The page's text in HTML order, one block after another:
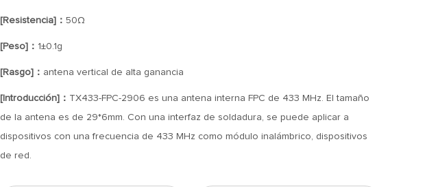
[Resistencia]： 50Ω
[Peso]： 1±0.1g
[Rasgo]： antena vertical de alta ganancia
[Introducción]： TX433-FPC-2906 es una antena interna FPC de 433 MHz. El tamaño
de la antena es de 29*6mm. Con una interfaz de soldadura, se puede aplicar a
dispositivos con una frecuencia de 433 MHz como módulo inalámbrico, dispositivos
de red.